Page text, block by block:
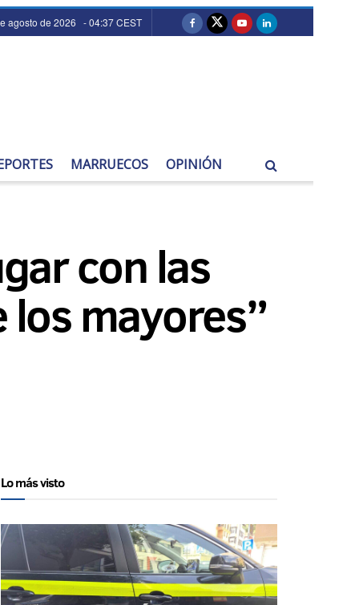
agosto de 2026 - 04:37 CEST
MARRUECOS OPINIÓN
con las
mayores”
Lo más visto